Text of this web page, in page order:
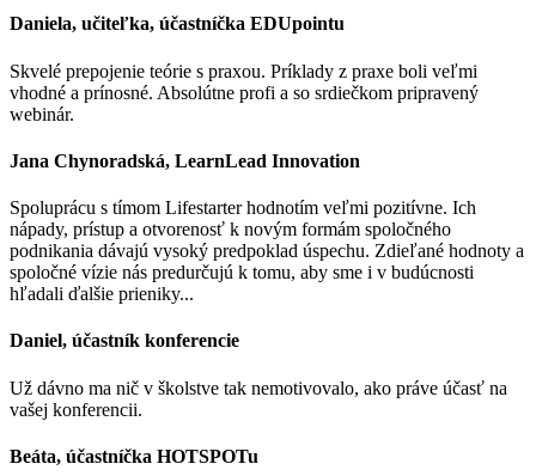
Daniela, učiteľka, účastníčka EDUpointu
Skvelé prepojenie teórie s praxou. Príklady z praxe boli veľmi
vhodné a prínosné. Absolútne profi a so srdiečkom pripravený
webinár.
Jana Chynoradská, LearnLead Innovation
Spoluprácu s tímom Lifestarter hodnotím veľmi pozitívne. Ich
nápady, prístup a otvorenosť k novým formám spoločného
podnikania dávajú vysoký predpoklad úspechu. Zdieľané hodnoty a
spoločné vízie nás predurčujú k tomu, aby sme i v budúcnosti
hľadali ďalšie prieniky...
Daniel, účastník konferencie
Už dávno ma nič v školstve tak nemotivovalo, ako práve účasť na
vašej konferencii.
Beáta, účastníčka HOTSPOTu